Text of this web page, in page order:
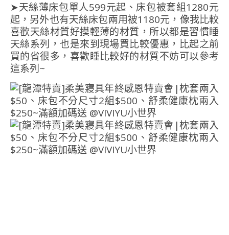
➤天絲薄床包單人599元起、床包被套組1280元
起，另外也有天絲床包兩用被1180元，像我比較
喜歡天絲材質好摸輕薄的材質，所以都是習慣睡
天絲系列，也是來到現場買比較優惠，比起之前
買的省很多，喜歡睡比較好的材質不妨可以參考
這系列~